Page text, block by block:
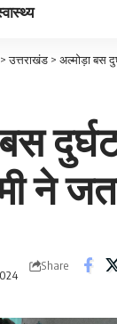
>उत्तराखंड > अल्मोड़ा बस
ने
Share